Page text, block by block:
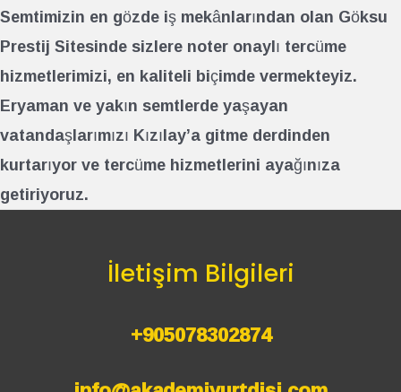
Semtimizin en gözde iş mekânlarından olan Göksu
Prestij Sitesinde sizlere noter onaylı tercüme
hizmetlerimizi, en kaliteli biçimde vermekteyiz.
Eryaman ve yakın semtlerde yaşayan
vatandaşlarımızı Kızılay’a gitme derdinden
kurtarıyor ve tercüme hizmetlerini ayağınıza
getiriyoruz.
İletişim Bilgileri
+905078302874